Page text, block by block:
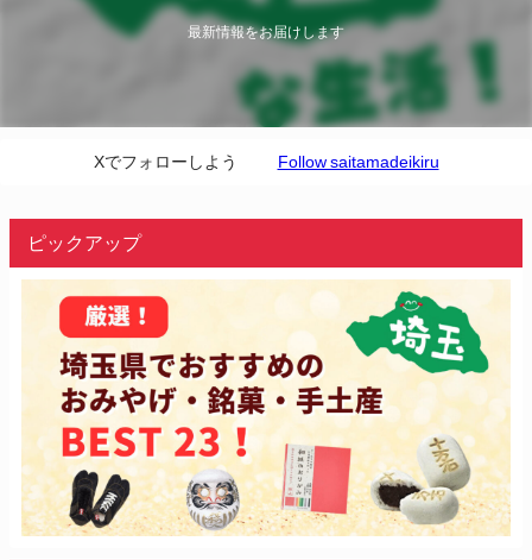
最新情報をお届けします
Xでフォローしよう Follow saitamadeikiru
ピックアップ